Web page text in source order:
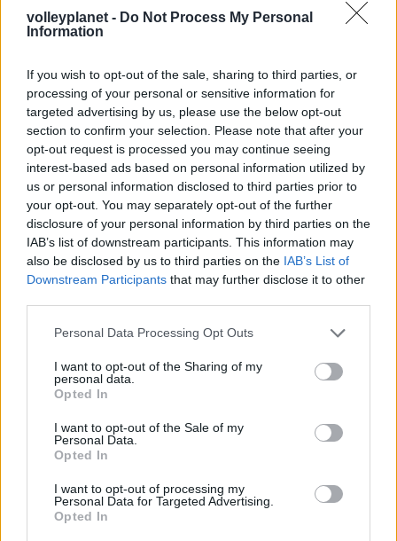
volleyplanet - Do Not Process My Personal
Information
If you wish to opt-out of the sale, sharing to third parties, or
processing of your personal or sensitive information for
targeted advertising by us, please use the below opt-out
section to confirm your selection. Please note that after your
opt-out request is processed you may continue seeing
interest-based ads based on personal information utilized by
us or personal information disclosed to third parties prior to
your opt-out. You may separately opt-out of the further
disclosure of your personal information by third parties on the
IAB’s list of downstream participants. This information may
also be disclosed by us to third parties on the IAB’s List of
Downstream Participants that may further disclose it to other
Please note that this website/app uses one or more Google
not limited to your visit or usage behaviour. You may click to
grant or deny consent to Google and its third-party tags to
use your data for below specified purposes in below Google
consent section.
Personal Data Processing Opt Outs
I want to opt-out of the Sharing of my
personal data.
Opted In
I want to opt-out of the Sale of my
Personal Data.
Opted In
I want to opt-out of processing my
Personal Data for Targeted Advertising.
Opted In
05/08/2026
Πρώτο δυνατό τεστ της Εθνικής Γυναικών επί ιταλικού
05/08/2026
Η Καλαπόδα, «μία φίλη απ’ τα παλιά», ορθώνει το
ανάστημά της ξανά στη Σαντορίνη
02/08/2026
Η Πολωνία λύγισε τις ΗΠΑ στο τάι μπρέικ και
παρέμεινε στην κορυφή του VNL
ΓΝΩΜΕΣ
11/03/2026
Από την Περούτζια του 2000
Παναθηναϊκού με την
ιστορία